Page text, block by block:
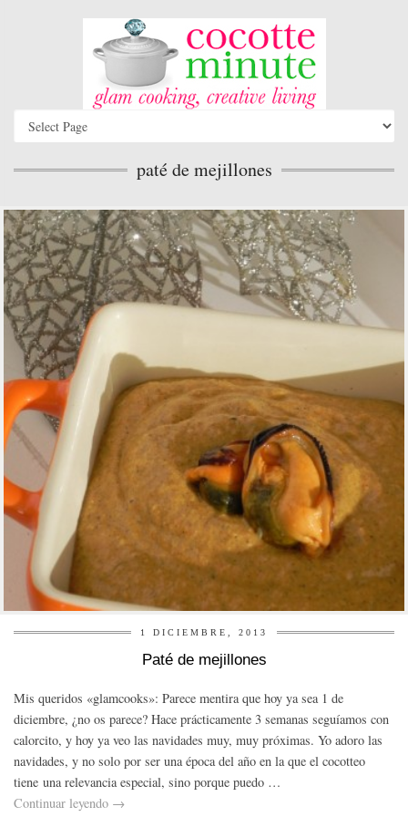
paté de mejillones
1 DICIEMBRE, 2013
Paté de mejillones
Mis queridos «glamcooks»: Parece mentira que hoy ya sea 1 de
diciembre, ¿no os parece? Hace prácticamente 3 semanas seguíamos con
calorcito, y hoy ya veo las navidades muy, muy próximas. Yo adoro las
navidades, y no solo por ser una época del año en la que el cocotteo
tiene una relevancia especial, sino porque puedo …
Continuar leyendo →